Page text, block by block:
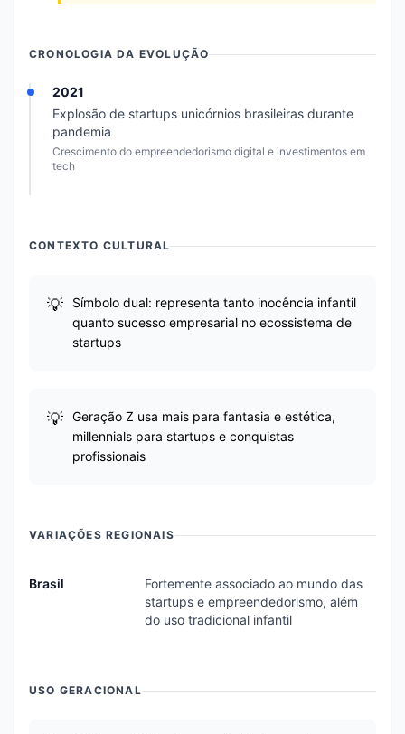
CRONOLOGIA DA EVOLUÇÃO
2021
Explosão de startups unicórnios brasileiras durante
pandemia
Crescimento do empreendedorismo digital e investimentos em
tech
CONTEXTO CULTURAL
Símbolo dual: representa tanto inocência infantil
quanto sucesso empresarial no ecossistema de
startups
Geração Z usa mais para fantasia e estética,
millennials para startups e conquistas
profissionais
VARIAÇÕES REGIONAIS
Brasil
Fortemente associado ao mundo das
startups e empreendedorismo, além
do uso tradicional infantil
USO GERACIONAL